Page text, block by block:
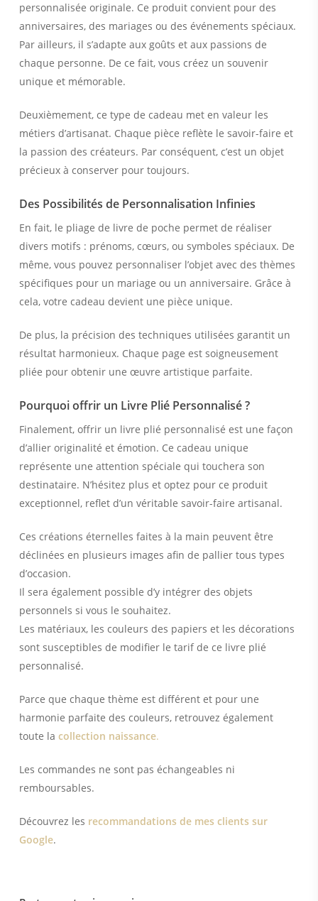
personnalisée originale. Ce produit convient pour des
anniversaires, des mariages ou des événements spéciaux.
Par ailleurs, il s’adapte aux goûts et aux passions de
chaque personne. De ce fait, vous créez un souvenir
unique et mémorable.
Deuxièmement, ce type de cadeau met en valeur les
métiers d’artisanat. Chaque pièce reflète le savoir-faire et
la passion des créateurs. Par conséquent, c’est un objet
précieux à conserver pour toujours.
Des Possibilités de Personnalisation Infinies
En fait, le pliage de livre de poche permet de réaliser
divers motifs : prénoms, cœurs, ou symboles spéciaux. De
même, vous pouvez personnaliser l’objet avec des thèmes
spécifiques pour un mariage ou un anniversaire. Grâce à
cela, votre cadeau devient une pièce unique.
De plus, la précision des techniques utilisées garantit un
résultat harmonieux. Chaque page est soigneusement
pliée pour obtenir une œuvre artistique parfaite.
Pourquoi offrir un Livre Plié Personnalisé ?
Finalement, offrir un livre plié personnalisé est une façon
d’allier originalité et émotion. Ce cadeau unique
représente une attention spéciale qui touchera son
destinataire. N’hésitez plus et optez pour ce produit
exceptionnel, reflet d’un véritable savoir-faire artisanal.
Ces créations éternelles faites à la main peuvent être
déclinées en plusieurs images afin de pallier tous types
d’occasion.
Il sera également possible d’y intégrer des objets
personnels si vous le souhaitez.
Les matériaux, les couleurs des papiers et les décorations
sont susceptibles de modifier le tarif de ce livre plié
personnalisé.
Parce que chaque thème est différent et pour une
harmonie parfaite des couleurs, retrouvez également
toute lacollection naissance.
Les commandes ne sont pas échangeables ni
remboursables.
Découvrez les recommandations de mes clients sur
Google.